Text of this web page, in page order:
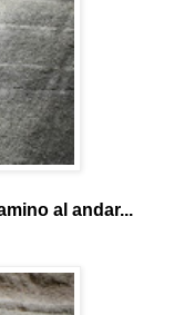
al andar...